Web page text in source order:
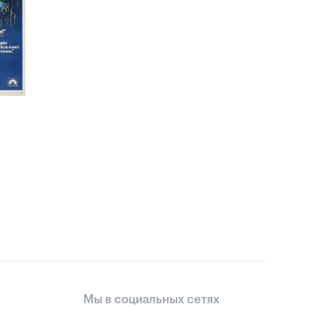
Мы в социальных сетях